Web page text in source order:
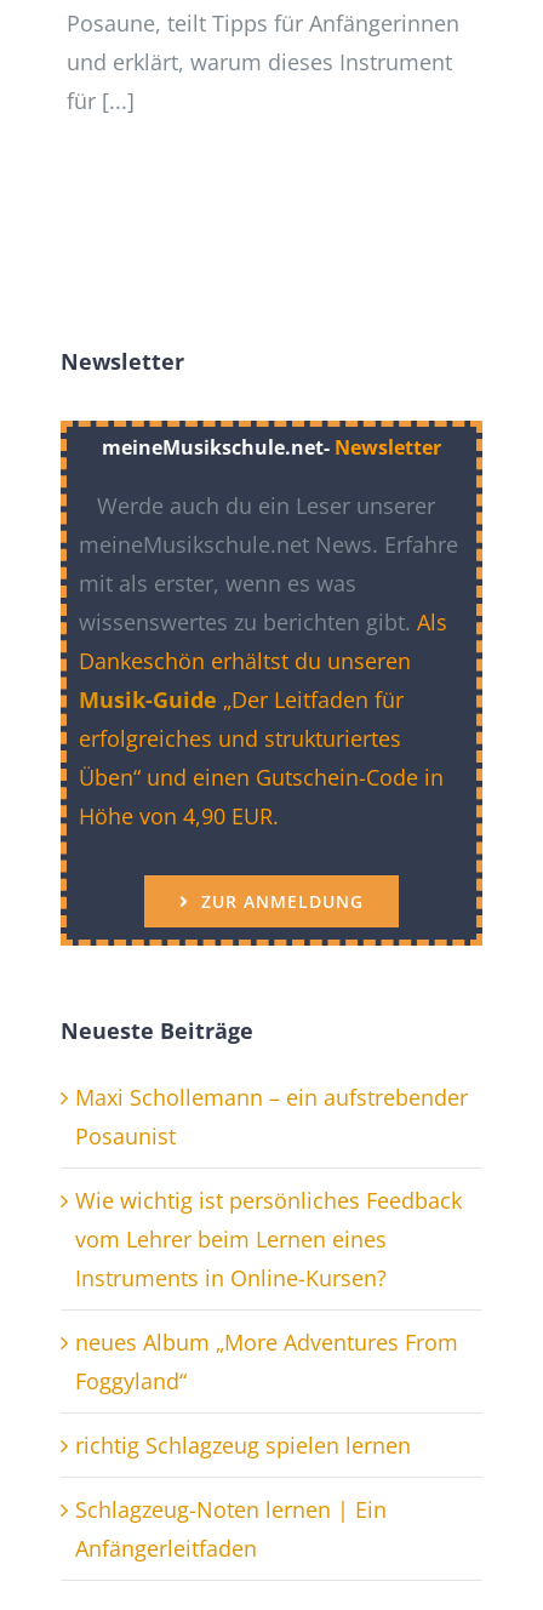
Posaune, teilt Tipps für Anfängerinnen
und erklärt, warum dieses Instrument
für [...]
Newsletter
meineMusikschule.net- Newsletter
Werde auch du ein Leser unserer
meineMusikschule.net News. Erfahre
mit als erster, wenn es was
wissenswertes zu berichten gibt. Als
Dankeschön erhältst du unseren
Musik-Guide „Der Leitfaden für
erfolgreiches und strukturiertes
Üben“ und einen Gutschein-Code in
Höhe von 4,90 EUR.
ZUR ANMELDUNG
Neueste Beiträge
Maxi Schollemann – ein aufstrebender
Posaunist
Wie wichtig ist persönliches Feedback
vom Lehrer beim Lernen eines
Instruments in Online-Kursen?
neues Album „More Adventures From
Foggyland“
richtig Schlagzeug spielen lernen
Schlagzeug-Noten lernen | Ein
Anfängerleitfaden